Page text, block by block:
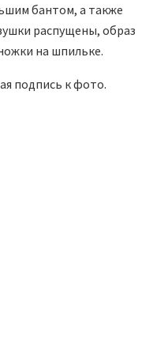
бантом, а также
распущены, образ
на шпильке.
подпись к фото.